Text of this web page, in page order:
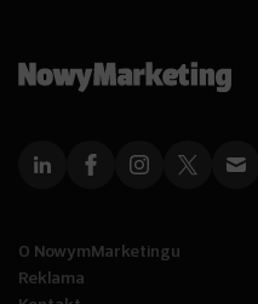
O NowymMarketingu
Reklama